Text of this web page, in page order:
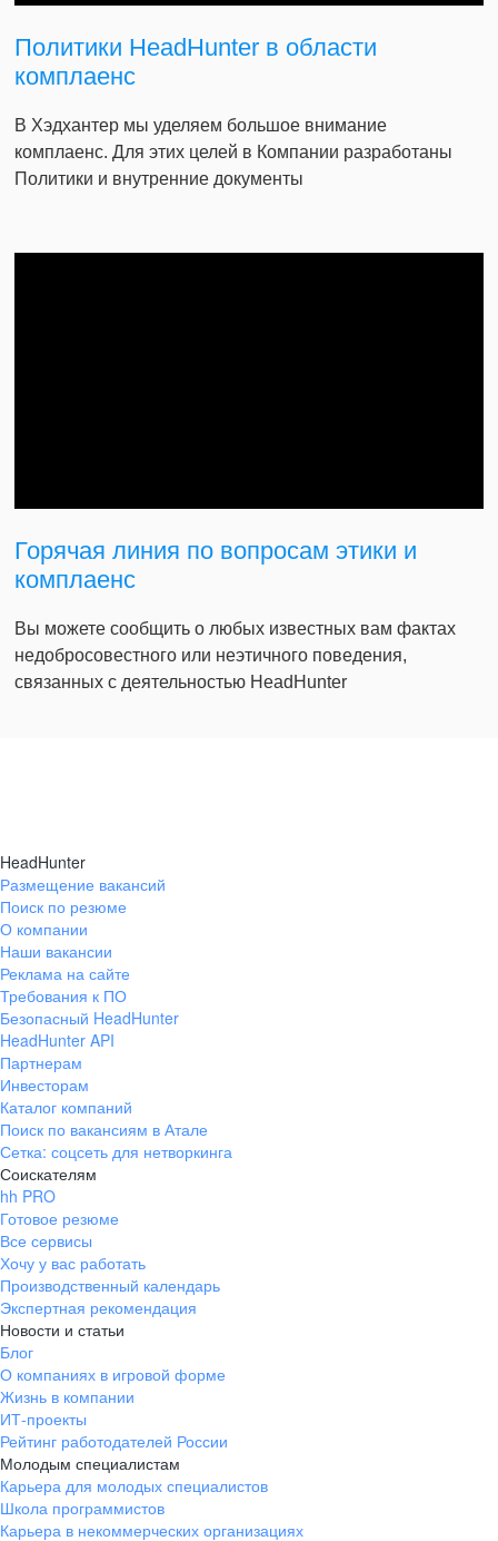
Политики HeadHunter в области
комплаенс
В Хэдхантер мы уделяем большое внимание
комплаенс. Для этих целей в Компании разработаны
Политики и внутренние документы
Горячая линия по вопросам этики и
комплаенс
Вы можете сообщить о любых известных вам фактах
недобросовестного или неэтичного поведения,
связанных с деятельностью HeadHunter
HeadHunter
Размещение вакансий
Поиск по резюме
О компании
Наши вакансии
Реклама на сайте
Требования к ПО
Безопасный HeadHunter
HeadHunter API
Партнерам
Инвесторам
Каталог компаний
Поиск по вакансиям в Атале
Сетка: соцсеть для нетворкинга
Соискателям
hh PRO
Готовое резюме
Все сервисы
Хочу у вас работать
Производственный календарь
Экспертная рекомендация
Новости и статьи
Блог
О компаниях в игровой форме
Жизнь в компании
ИТ-проекты
Рейтинг работодателей России
Молодым специалистам
Карьера для молодых специалистов
Школа программистов
Карьера в некоммерческих организациях